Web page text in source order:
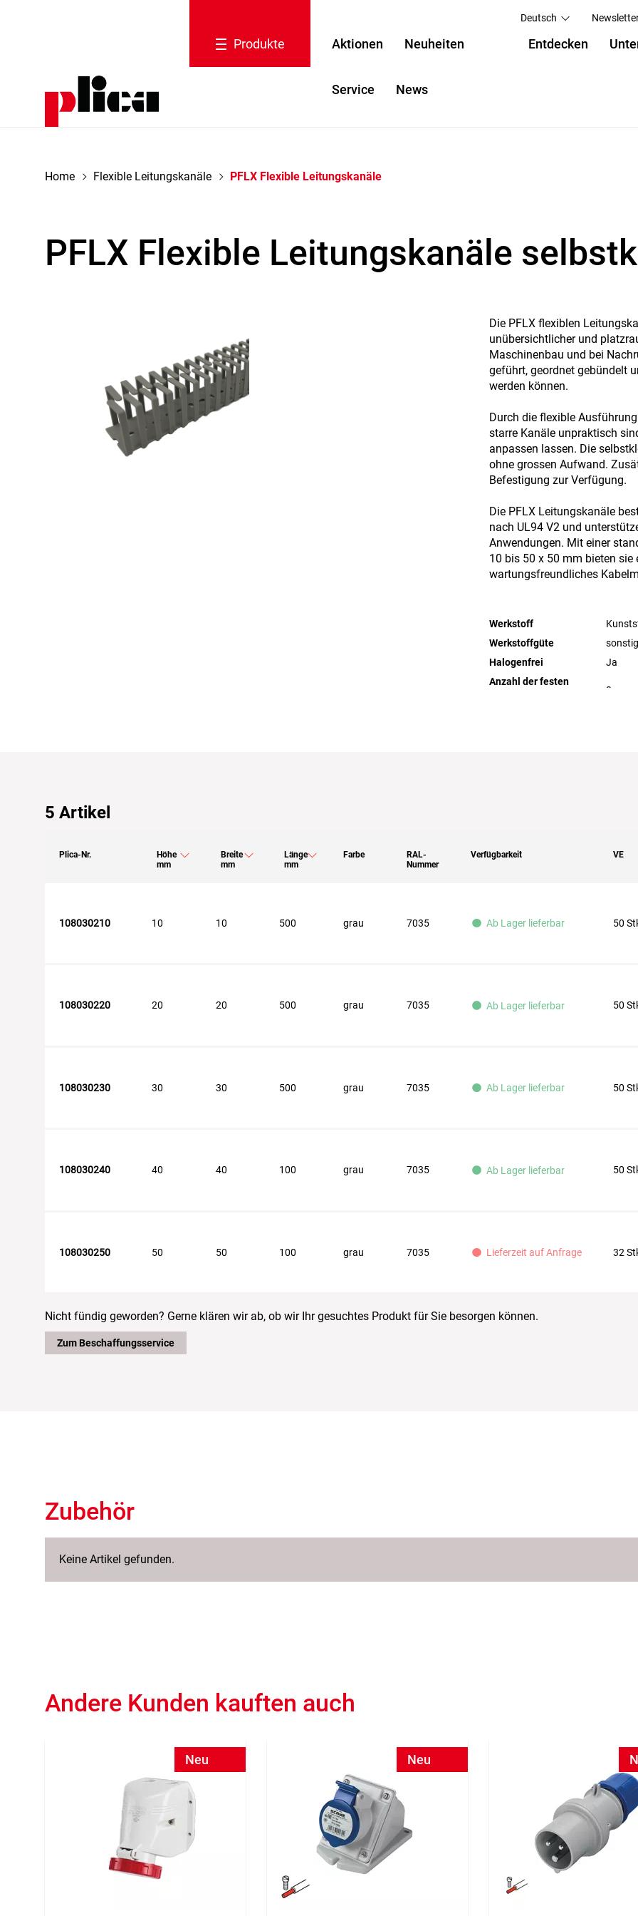
Deutsch
Produkte Aktionen Neuheiten Entdecken
Service News
Home Flexible Leitungskanäle PFLX Flexible Leitungskanäle
PFLX Flexible Leitungskanäle
Die PFLX flexiblen
unübersichtlicher und
Maschinenbau und bei
geführt, geordnet gebündelt
werden können.
Durch die flexible
starre Kanäle unpraktisch
anpassen lassen. Die
ohne grossen Aufwand.
Befestigung zur Verfügung.
Die PFLX Leitungskanäle
nach UL94 V2 und
Anwendungen. Mit einer
10 bis 50 x 50 mm bieten
wartungsfreundliches
Werkstoff
Werkstoffgüte
Halogenfrei
Ja
Anzahl der festen
5 Artikel
Plica-Nr.
Höhe
mm
Breite
mm
Länge
mm
Farbe
RAL-
Nummer
Verfügbarkeit VE
108030210 10 10 500 grau 7035 Ab Lager lieferbar 50
108030220 20 20 500 grau 7035 Ab Lager lieferbar 50
108030230 30 30 500 grau 7035 Ab Lager lieferbar 50
108030240 40 40 100 grau 7035 Ab Lager lieferbar 50
108030250 50 50 100 grau 7035 Lieferzeit auf Anfrage 32
Nicht fündig geworden? Gerne klären wir ab, ob wir Ihr gesuchtes Produkt für Sie besorgen können.
Zum Beschaffungsservice
Zubehör
Keine Artikel gefunden.
Andere Kunden kauften auch
Neu Neu